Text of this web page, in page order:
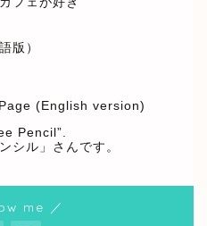
版）
(English version)
Pencil”.
シル」さんです。
me ／